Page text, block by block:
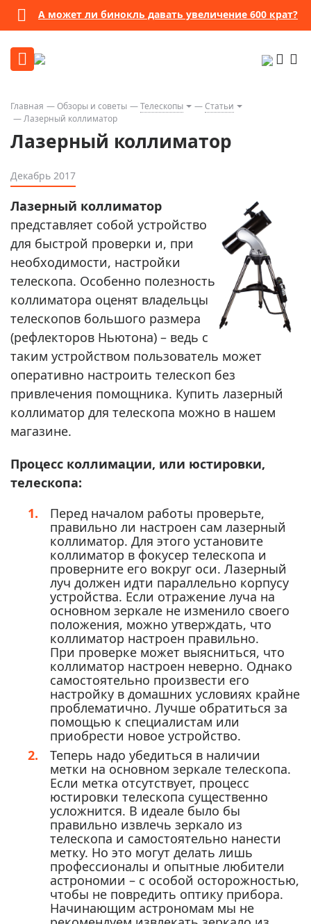
А может ли бинокль давать увеличение 600 крат?
Главная Обзоры и советы Телескопы
Статьи
Лазерный коллиматор
Лазерный коллиматор
Декабрь 2017
Лазерный коллиматор
представляет собой устройство
для быстрой проверки и, при
необходимости, настройки
телескопа. Особенно полезность
коллиматора оценят владельцы
телескопов большого размера
(рефлекторов Ньютона) – ведь с
таким устройством пользователь может
оперативно настроить телескоп без
привлечения помощника. Купить лазерный
коллиматор для телескопа можно в нашем
магазине.
Процесс коллимации, или юстировки,
телескопа:
Перед началом работы проверьте,
правильно ли настроен сам лазерный
коллиматор. Для этого установите
коллиматор в фокусер телескопа и
проверните его вокруг оси. Лазерный
луч должен идти параллельно корпусу
устройства. Если отражение луча на
основном зеркале не изменило своего
положения, можно утверждать, что
коллиматор настроен правильно.
При проверке может выясниться, что
коллиматор настроен неверно. Однако
самостоятельно произвести его
настройку в домашних условиях крайне
проблематично. Лучше обратиться за
помощью к специалистам или
приобрести новое устройство.
Теперь надо убедиться в наличии
метки на основном зеркале телескопа.
Если метка отсутствует, процесс
юстировки телескопа существенно
усложнится. В идеале было бы
правильно извлечь зеркало из
телескопа и самостоятельно нанести
метку. Но это могут делать лишь
профессионалы и опытные любители
астрономии – с особой осторожностью,
чтобы не повредить оптику прибора.
Начинающим астрономам мы не